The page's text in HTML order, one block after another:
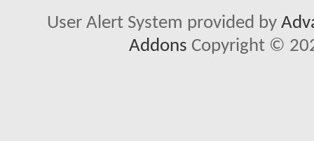
User Alert System provided by
Addons Copyright ©